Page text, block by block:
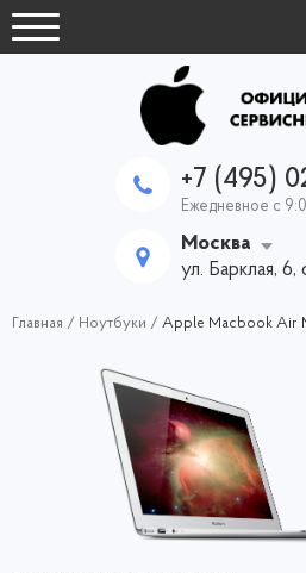
+7 (495)
Ежедневное с
Москва
ул. Барклая, 6,
Главная / Ноутбуки / Apple Macbook Air